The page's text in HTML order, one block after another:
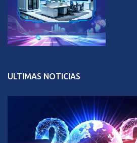
ULTIMAS NOTICIAS